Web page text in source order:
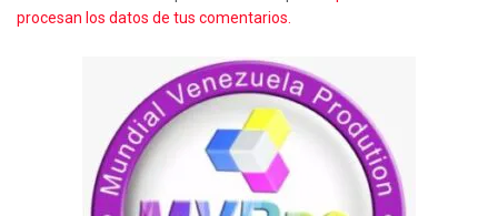
procesan los datos de tus comentarios.